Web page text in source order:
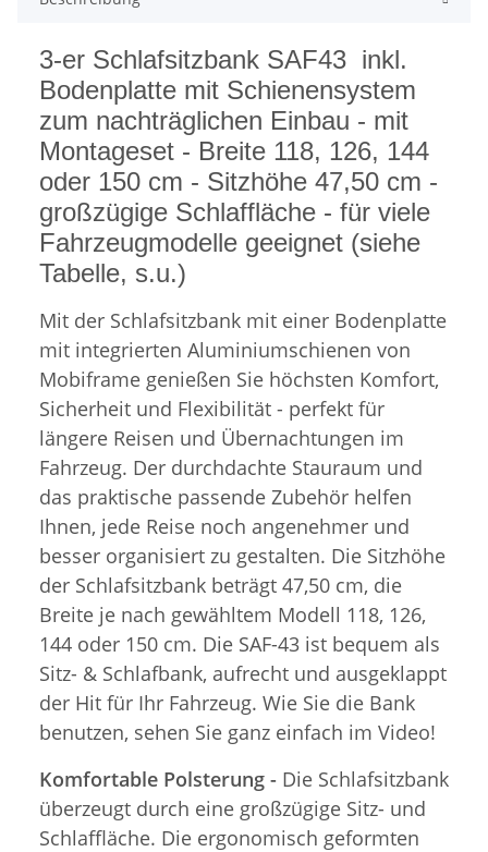
3-er Schlafsitzbank SAF43 inkl.
Bodenplatte mit Schienensystem
zum nachträglichen Einbau - mit
Montageset - Breite 118, 126, 144
oder 150 cm - Sitzhöhe 47,50 cm -
großzügige Schlaffläche - für viele
Fahrzeugmodelle geeignet (siehe
Tabelle, s.u.)
Mit der Schlafsitzbank mit einer Bodenplatte
mit integrierten Aluminiumschienen von
Mobiframe genießen Sie höchsten Komfort,
Sicherheit und Flexibilität - perfekt für
längere Reisen und Übernachtungen im
Fahrzeug. Der durchdachte Stauraum und
das praktische passende Zubehör helfen
Ihnen, jede Reise noch angenehmer und
besser organisiert zu gestalten. Die Sitzhöhe
der Schlafsitzbank beträgt 47,50 cm, die
Breite je nach gewähltem Modell 118, 126,
144 oder 150 cm. Die SAF-43 ist bequem als
Sitz- & Schlafbank, aufrecht und ausgeklappt
der Hit für Ihr Fahrzeug. Wie Sie die Bank
benutzen, sehen Sie ganz einfach im Video!
Komfortable Polsterung - Die Schlafsitzbank
überzeugt durch eine großzügige Sitz- und
Schlaffläche. Die ergonomisch geformten